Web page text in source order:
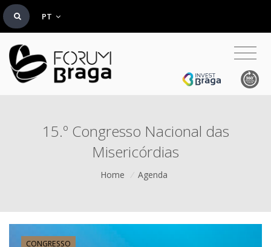
PT
15.º Congresso Nacional das
Misericórdias
Home / Agenda
CONGRESSO